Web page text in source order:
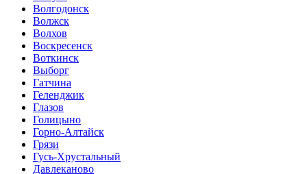
Волгодонск
Волжск
Волхов
Воскресенск
Воткинск
Выборг
Гатчина
Геленджик
Глазов
Голицыно
Горно-Алтайск
Грязи
Гусь-Хрустальный
Давлеканово